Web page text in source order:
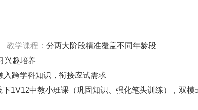
‌教学课程‌： 分两大阶段精准覆盖不同年龄段
兴趣培养
入跨学科知识，衔接应试需求
1V12中教小班课（巩固知识、强化笔头训练），双模